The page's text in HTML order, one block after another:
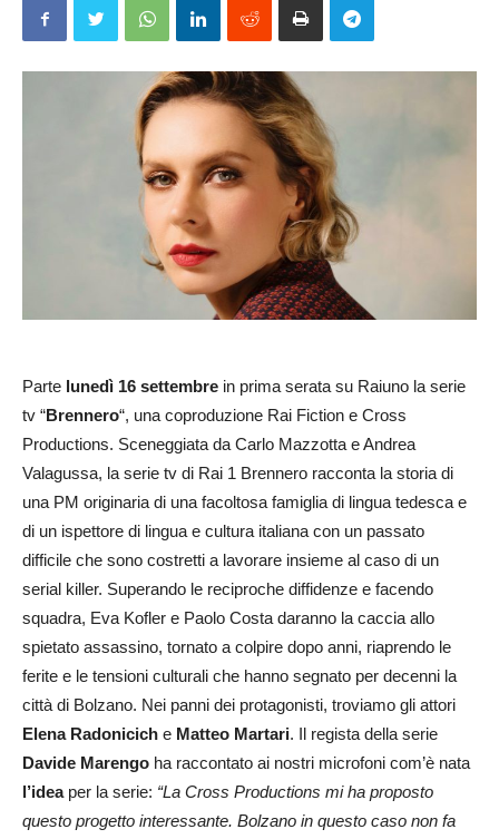
Parte lunedì 16 settembre in prima serata su Raiuno la serie
tv “Brennero“, una coproduzione Rai Fiction e Cross
Productions. Sceneggiata da Carlo Mazzotta e Andrea
Valagussa, la serie tv di Rai 1 Brennero racconta la storia di
una PM originaria di una facoltosa famiglia di lingua tedesca e
di un ispettore di lingua e cultura italiana con un passato
difficile che sono costretti a lavorare insieme al caso di un
serial killer. Superando le reciproche diffidenze e facendo
squadra, Eva Kofler e Paolo Costa daranno la caccia allo
spietato assassino, tornato a colpire dopo anni, riaprendo le
ferite e le tensioni culturali che hanno segnato per decenni la
città di Bolzano. Nei panni dei protagonisti, troviamo gli attori
Elena Radonicich e Matteo Martari. Il regista della serie
Davide Marengo ha raccontato ai nostri microfoni com’è nata
l’ideaper la serie: “La Cross Productions mi ha proposto
questo progetto interessante. Bolzano in questo caso non fa